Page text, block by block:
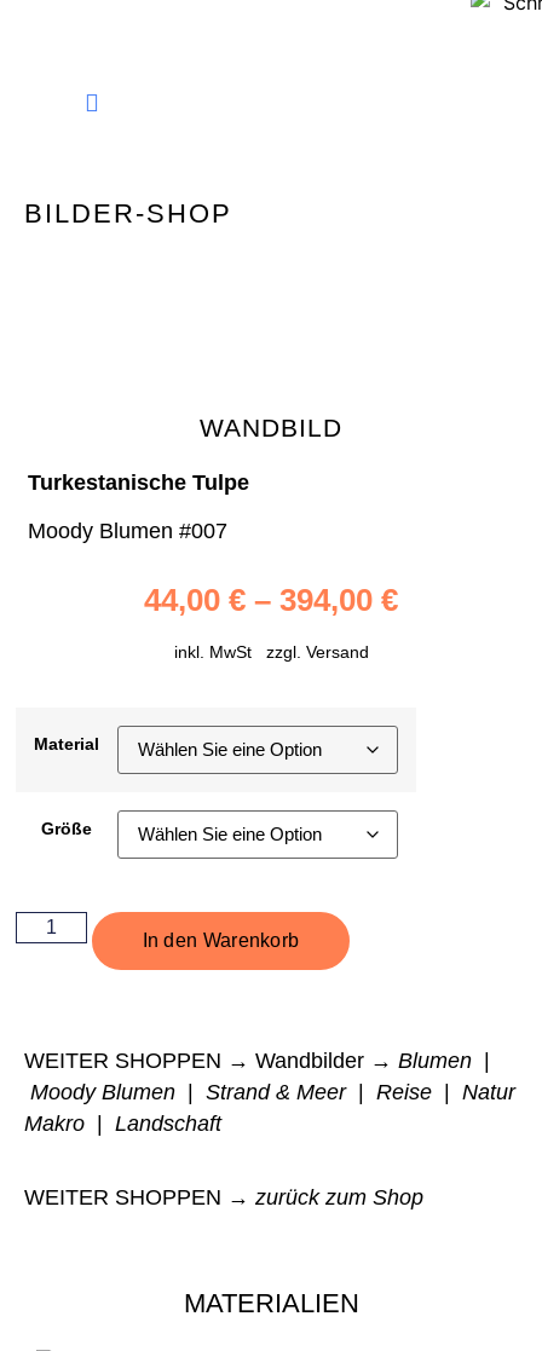
BILDER-SHOP
WANDBILD
Turkestanische Tulpe
Moody Blumen #007
44,00 € – 394,00 €
inkl. MwSt zzgl. Versand
Material
Größe
In den Warenkorb
WEITER SHOPPEN → Wandbilder → Blumen
Moody Blumen
Strand & Meer| Reise
Natur
Makro
Landschaft
WEITER SHOPPEN → zurück zum Shop
MATERIALIEN